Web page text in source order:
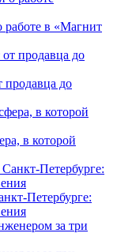
работе в «Магнит
продавца до
в которой
Петербурге: